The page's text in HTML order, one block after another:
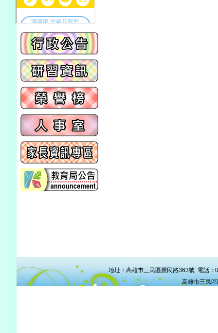
:::
地址：高雄市三民區覺民路363號 電話
高雄市三民